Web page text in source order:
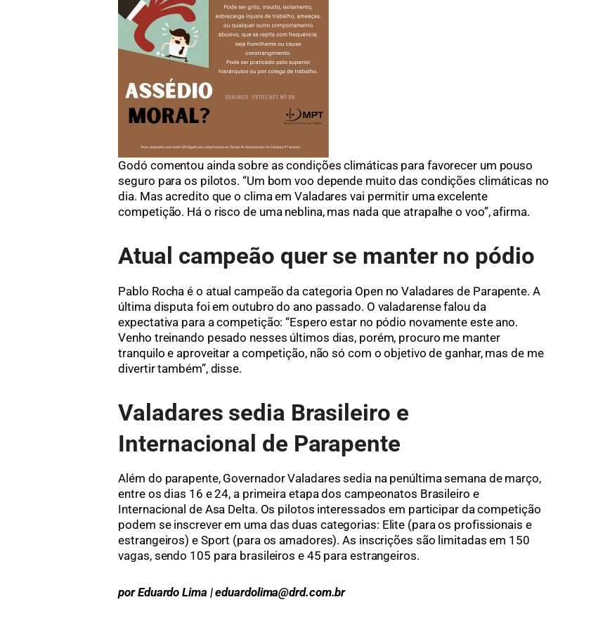
Godó comentou ainda sobre as condições climáticas para favorecer um pouso
seguro para os pilotos. “Um bom voo depende muito das condições climáticas no
dia. Mas acredito que o clima em Valadares vai permitir uma excelente
competição. Há o risco de uma neblina, mas nada que atrapalhe o voo”, afirma.
Atual campeão quer se manter no pódio
Pablo Rocha é o atual campeão da categoria Open no Valadares de Parapente. A
última disputa foi em outubro do ano passado. O valadarense falou da
expectativa para a competição: “Espero estar no pódio novamente este ano.
Venho treinando pesado nesses últimos dias, porém, procuro me manter
tranquilo e aproveitar a competição, não só com o objetivo de ganhar, mas de me
divertir também”, disse.
Valadares sedia Brasileiro e
Internacional de Parapente
Além do parapente, Governador Valadares sedia na penúltima semana de março,
entre os dias 16 e 24, a primeira etapa dos campeonatos Brasileiro e
Internacional de Asa Delta. Os pilotos interessados em participar da competição
podem se inscrever em uma das duas categorias: Elite (para os profissionais e
estrangeiros) e Sport (para os amadores). As inscrições são limitadas em 150
vagas, sendo 105 para brasileiros e 45 para estrangeiros.
por Eduardo Lima | eduardolima@drd.com.br